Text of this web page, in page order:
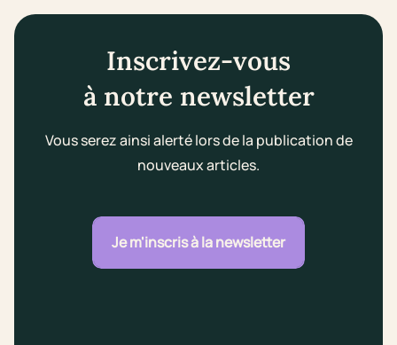
Inscrivez-vous
à notre newsletter
Vous serez ainsi alerté lors de la publication de
nouveaux articles.
Je m'inscris à la newsletter